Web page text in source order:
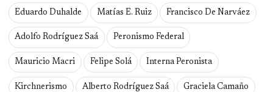
Eduardo Duhalde Matías E. Ruiz Francisco De Narváez
Adolfo Rodríguez Saá Peronismo Federal
Mauricio Macri Felipe Solá Interna Peronista
Kirchnerismo Alberto Rodríguez Saá Graciela Camaño